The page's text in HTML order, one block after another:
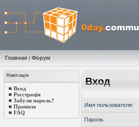
Главная | Форум
Навігація
■ Вход
■ Реєстрація
■ Забули пароль?
■ Правила
■ FAQ
Вход
Имя пользователя:
Пароль: